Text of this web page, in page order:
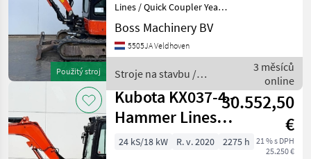
Použitý stroj
Lines / Quick Coupler Year:
2020 Reference number:
BM007572 Hours: 2.490
Type KX037-4 Location
Certificate: CE Availab
Boss Machinery BV
5505JA Veldhoven
Stroje na stavbu /
Kubota
3 měsíců
online
Kubota KX037-4 -
Hammer Lines /
Quick Coupler
30.552,50
€
21 % s DPH
25.250 €
24 kS/18 kW R. v. 2020
2275 h